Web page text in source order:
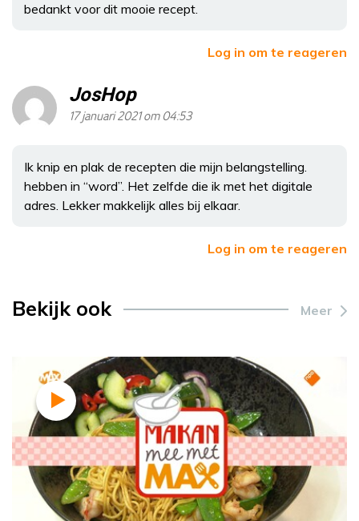
bedankt voor dit mooie recept.
Log in om te reageren
JosHop
17 januari 2021 om 04:53
Ik knip en plak de recepten die mijn belangstelling.
hebben in “word”. Het zelfde die ik met het digitale
adres. Lekker makkelijk alles bij elkaar.
Log in om te reageren
Bekijk ook Meer